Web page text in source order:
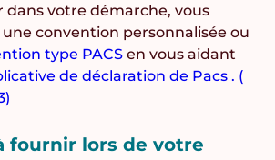
dans votre démarche, vous
convention personnalisée ou
type PACS en vous aidant
de déclaration de Pacs . (
fournir lors de votre